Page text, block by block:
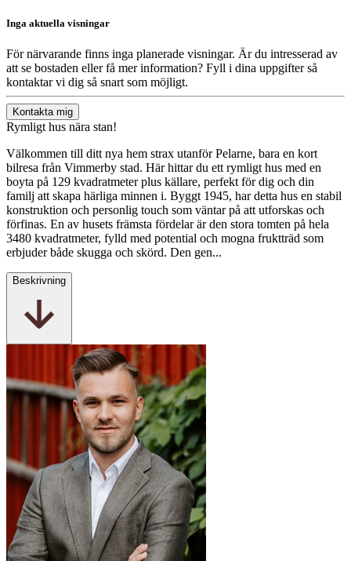
Inga aktuella visningar
För närvarande finns inga planerade visningar. Är du intresserad av
att se bostaden eller få mer information? Fyll i dina uppgifter så
kontaktar vi dig så snart som möjligt.
Kontakta mig
Rymligt hus nära stan!
Välkommen till ditt nya hem strax utanför Pelarne, bara en kort
bilresa från Vimmerby stad. Här hittar du ett rymligt hus med en
boyta på 129 kvadratmeter plus källare, perfekt för dig och din
familj att skapa härliga minnen i. Byggt 1945, har detta hus en stabil
konstruktion och personlig touch som väntar på att utforskas och
förfinas. En av husets främsta fördelar är den stora tomten på hela
3480 kvadratmeter, fylld med potential och mogna fruktträd som
erbjuder både skugga och skörd. Den gen...
Beskrivning